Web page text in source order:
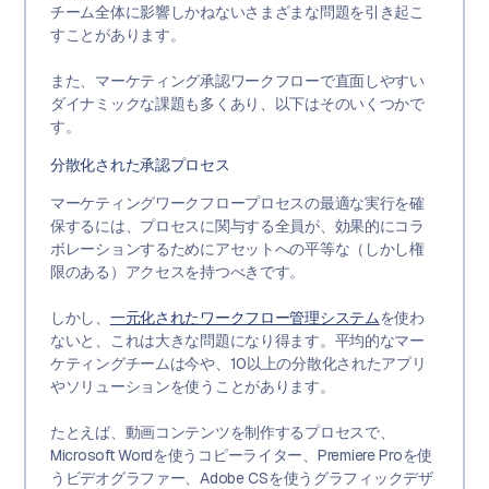
チーム全体に影響しかねないさまざまな問題を引き起こ
すことがあります。
また、マーケティング承認ワークフローで直面しやすい
ダイナミックな課題も多くあり、以下はそのいくつかで
す。
分散化された承認プロセス
マーケティングワークフロープロセスの最適な実行を確
保するには、プロセスに関与する全員が、効果的にコラ
ボレーションするためにアセットへの平等な（しかし権
限のある）アクセスを持つべきです。
しかし、 一元化されたワークフロー管理システムを使わ
ないと、これは大きな問題になり得ます。平均的なマー
ケティングチームは今や、10以上の分散化されたアプリ
やソリューションを使うことがあります。
たとえば、動画コンテンツを制作するプロセスで、
Microsoft Wordを使うコピーライター、Premiere Proを使
うビデオグラファー、Adobe CSを使うグラフィックデザ